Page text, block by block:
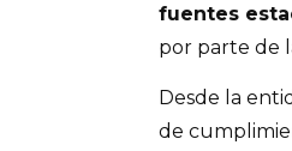
fuentes
por parte de
Desde la
de